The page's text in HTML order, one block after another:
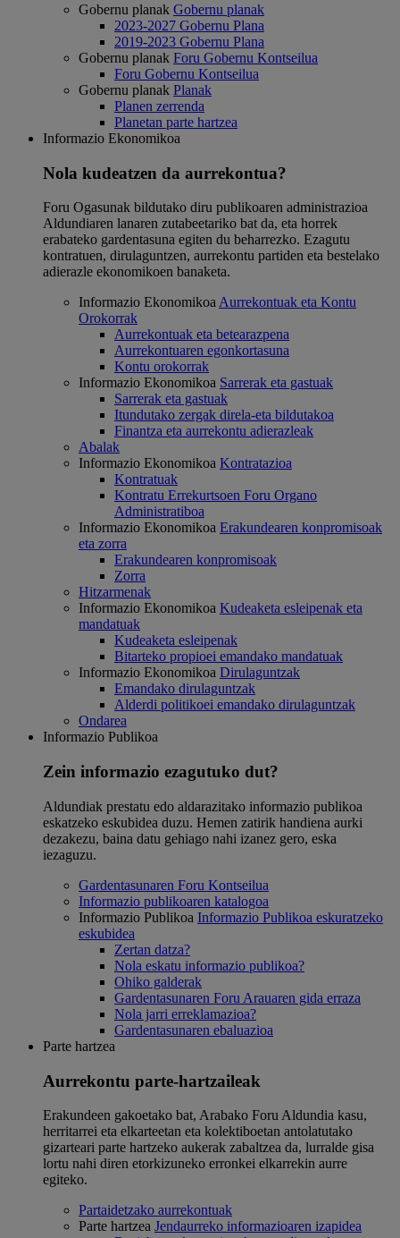
Gobernu planak Gobernu planak
2023-2027 Gobernu Plana
2019-2023 Gobernu Plana
Gobernu planak Foru Gobernu Kontseilua
Foru Gobernu Kontseilua
Gobernu planak Planak
Planen zerrenda
Planetan parte hartzea
Informazio Ekonomikoa
Nola kudeatzen da aurrekontua?
Foru Ogasunak bildutako diru publikoaren administrazioa
Aldundiaren lanaren zutabeetariko bat da, eta horrek
erabateko gardentasuna egiten du beharrezko. Ezagutu
kontratuen, dirulaguntzen, aurrekontu partiden eta bestelako
adierazle ekonomikoen banaketa.
Informazio Ekonomikoa Aurrekontuak eta Kontu
Orokorrak
Aurrekontuak eta betearazpena
Aurrekontuaren egonkortasuna
Kontu orokorrak
Informazio Ekonomikoa Sarrerak eta gastuak
Sarrerak eta gastuak
Itundutako zergak direla-eta bildutakoa
Finantza eta aurrekontu adierazleak
Abalak
Informazio Ekonomikoa Kontratazioa
Kontratuak
Kontratu Errekurtsoen Foru Organo
Administratiboa
Informazio Ekonomikoa Erakundearen konpromisoak
eta zorra
Erakundearen konpromisoak
Zorra
Hitzarmenak
Informazio Ekonomikoa Kudeaketa esleipenak eta
mandatuak
Kudeaketa esleipenak
Bitarteko propioei emandako mandatuak
Informazio Ekonomikoa Dirulaguntzak
Emandako dirulaguntzak
Alderdi politikoei emandako dirulaguntzak
Ondarea
Informazio Publikoa
Zein informazio ezagutuko dut?
Aldundiak prestatu edo aldarazitako informazio publikoa
eskatzeko eskubidea duzu. Hemen zatirik handiena aurki
dezakezu, baina datu gehiago nahi izanez gero, eska
iezaguzu.
Gardentasunaren Foru Kontseilua
Informazio publikoaren katalogoa
Informazio Publikoa Informazio Publikoa eskuratzeko
eskubidea
Zertan datza?
Nola eskatu informazio publikoa?
Ohiko galderak
Gardentasunaren Foru Arauaren gida erraza
Nola jarri erreklamazioa?
Gardentasunaren ebaluazioa
Parte hartzea
Aurrekontu parte-hartzaileak
Erakundeen gakoetako bat, Arabako Foru Aldundia kasu,
herritarrei eta elkarteetan eta kolektiboetan antolatutako
gizarteari parte hartzeko aukerak zabaltzea da, lurralde gisa
lortu nahi diren etorkizuneko erronkei elkarrekin aurre
egiteko.
Partaidetzako aurrekontuak
Parte hartzea Jendaurreko informazioaren izapidea